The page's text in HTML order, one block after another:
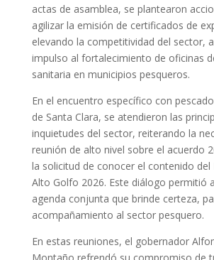
actas de asamblea, se plantearon
agilizar la emisión de certificados de
elevando la competitividad del sector,
impulso al fortalecimiento de oficinas
sanitaria en municipios pesqueros.
En el encuentro específico con
de Santa Clara, se atendieron las
inquietudes del sector, reiterando la
reunión de alto nivel sobre el acuerdo
la solicitud de conocer el contenido del
Alto Golfo 2026. Este diálogo permitió
agenda conjunta que brinde certeza,
acompañamiento al sector pesquero.
En estas reuniones, el gobernador